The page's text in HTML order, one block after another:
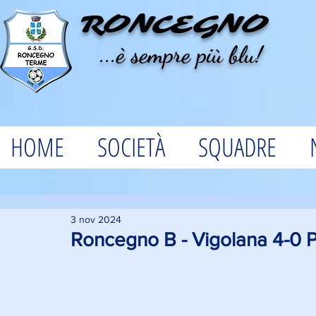
RONCEGNO
...è sempre più blu!
HOME SOCIETÀ SQUADRE
Roncegno B - Vigolana 4-0
3 nov 2024